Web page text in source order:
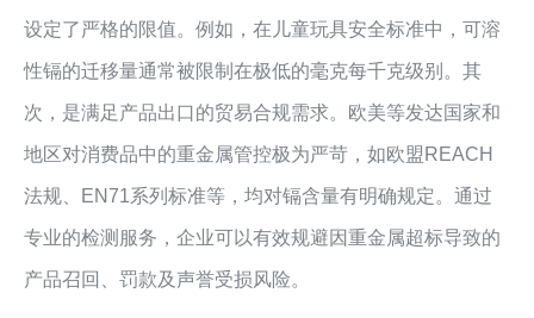
设定了严格的限值。例如，在儿童玩具安全标准中，可溶
性镉的迁移量通常被限制在极低的毫克每千克级别。其
次，是满足产品出口的贸易合规需求。欧美等发达国家和
地区对消费品中的重金属管控极为严苛，如欧盟REACH
法规、EN71系列标准等，均对镉含量有明确规定。通过
专业的检测服务，企业可以有效规避因重金属超标导致的
产品召回、罚款及声誉受损风险。